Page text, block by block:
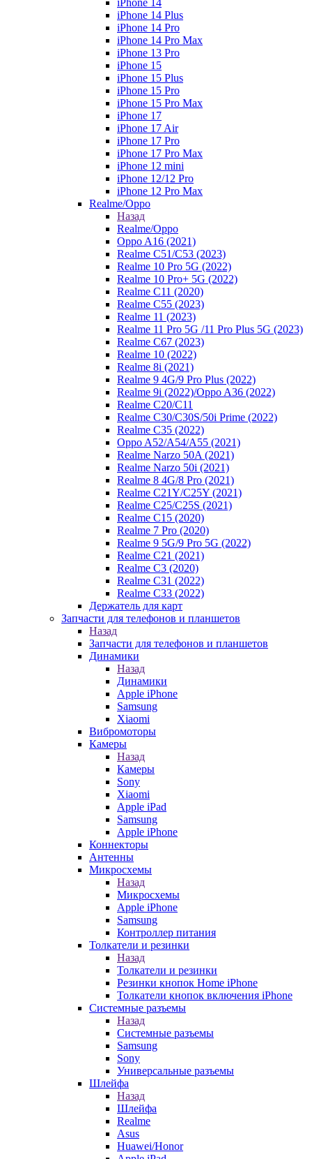
iPhone 14
iPhone 14 Plus
iPhone 14 Pro
iPhone 14 Pro Max
iPhone 13 Pro
iPhone 15
iPhone 15 Plus
iPhone 15 Pro
iPhone 15 Pro Max
iPhone 17
iPhone 17 Air
iPhone 17 Pro
iPhone 17 Pro Max
iPhone 12 mini
iPhone 12/12 Pro
iPhone 12 Pro Max
Realme/Oppo
Назад
Realme/Oppo
Oppo A16 (2021)
Realme C51/C53 (2023)
Realme 10 Pro 5G (2022)
Realme 10 Pro+ 5G (2022)
Realme C11 (2020)
Realme C55 (2023)
Realme 11 (2023)
Realme 11 Pro 5G /11 Pro Plus 5G (2023)
Realme C67 (2023)
Realme 10 (2022)
Realme 8i (2021)
Realme 9 4G/9 Pro Plus (2022)
Realme 9i (2022)/Oppo A36 (2022)
Realme C20/C11
Realme C30/C30S/50i Prime (2022)
Realme C35 (2022)
Oppo A52/A54/A55 (2021)
Realme Narzo 50A (2021)
Realme Narzo 50i (2021)
Realme 8 4G/8 Pro (2021)
Realme C21Y/C25Y (2021)
Realme C25/C25S (2021)
Realme C15 (2020)
Realme 7 Pro (2020)
Realme 9 5G/9 Pro 5G (2022)
Realme C21 (2021)
Realme C3 (2020)
Realme C31 (2022)
Realme C33 (2022)
Держатель для карт
Запчасти для телефонов и планшетов
Назад
Запчасти для телефонов и планшетов
Динамики
Назад
Динамики
Apple iPhone
Samsung
Xiaomi
Вибромоторы
Камеры
Назад
Камеры
Sony
Xiaomi
Apple iPad
Samsung
Apple iPhone
Коннекторы
Антенны
Микросхемы
Назад
Микросхемы
Apple iPhone
Samsung
Контроллер питания
Толкатели и резинки
Назад
Толкатели и резинки
Резинки кнопок Home iPhone
Толкатели кнопок включения iPhone
Системные разъемы
Назад
Системные разъемы
Samsung
Sony
Универсальные разъемы
Шлейфа
Назад
Шлейфа
Realme
Asus
Huawei/Honor